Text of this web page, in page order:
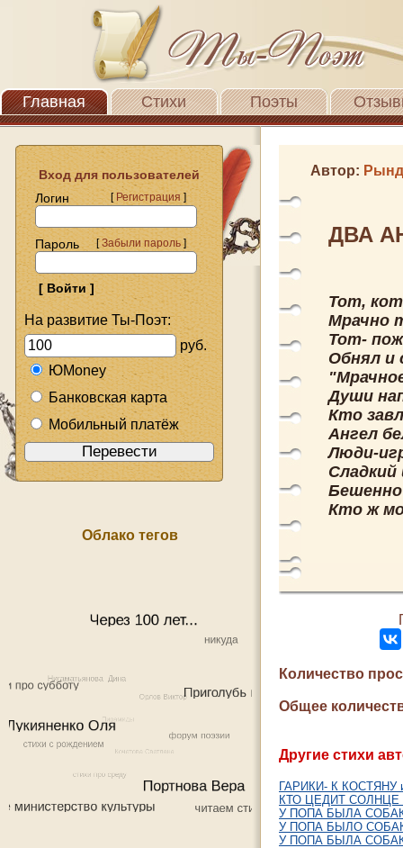
Главная Стихи Поэты
Вход для пользователей
Логин
[Регистрация]
Пароль [Забыли пароль]
На развитие Ты-Поэт:
руб.
ЮMoney
Банковская карта
Мобильный платёж
Облако тегов
Автор:
ДВА
Тот,
Мрачно
Тот-
Обнял и
Души
Кто
Ангел
Люди-
Кто ж
Количество
Общее
Другие стихи
ГАРИКИ- К КОСТЯНУ
КТО ЦЕДИТ
У ПОПА БЫЛА
У ПОПА БЫЛО
У ПОПА БЫЛА